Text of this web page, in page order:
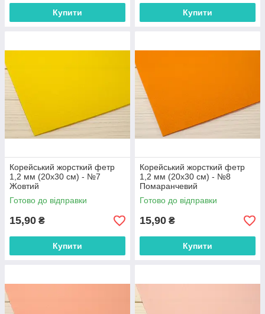
Купити Купити
Корейський жорсткий фетр
1,2 мм (20х30 см) - №7
Жовтий
Готово до відправки
15,90 ₴
Купити
Корейський жорсткий фетр
1,2 мм (20х30 см) - №8
Помаранчевий
Готово до відправки
15,90 ₴
Купити